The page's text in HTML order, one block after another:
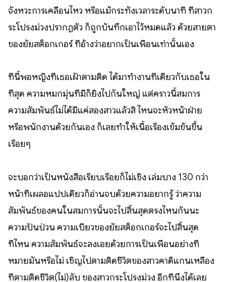
จังหวะการเคลื่อนไหว หรือแม้กระทั่งเวลาระดับนาที ที่สาวก
ระโปรงม่วงปรากฏตัว ก็ถูกบันทึกเอาไว้หมดแล้ว ด้วยสายตา
ของยัยสต็อกเกอร์ ที่อ้างว่าอยากเป็นเพื่อนเท่านั้นเอง
ทีนี้พอหญิงที่เธอเฝ้าตามติด ได้มาทำงานที่เดียวกับเธอใน
ที่สุด ความหมกมุ่นที่มีก็ยิ่งไปกันใหญ่ แต่คราวนี้สมการ
ความสัมพันธ์ไม่ได้มีแค่สองสาวแล้วสิ ไหนจะหัวหน้าฝ่าย
หรือพนักงานด้วยกันเอง ก็เลยทำให้เนื้อเรื่องเข้มข้นขึ้น
เรื่อยๆ
จะบอกว่าเป็นหนังสือเรียบเรื่อยก็ไม่เชิง เล่มบาง 130 กว่า
หน้าที่เผลอแปปเดียวก็อ่านจบด้วยความอยากรู้ ว่าความ
สัมพันธ์ของคนในสมการนั้นจะไปสิ้นสุดตรงไหนกันนะ
ความปั่นป่วน ความเบียวของยัยสต็อกเกอร์จะไปสิ้นสุด
ที่ไหน ความสัมพันธ์จะลงเอยด้วยการเป็นเพื่อนอย่างที่
หมายมั่นหรือไม่ เชิญไปตามติดชีวิตของสาวคาดิแกนเหลือง
ที่ตามติดชีวิต(ไม่)ลับ ของสาวกระโปรงม่วง อีกทีนึงได้เลย